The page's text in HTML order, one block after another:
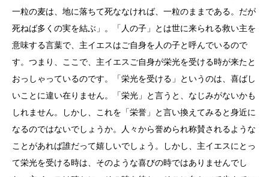
一粒の麦は、地に落ちて死ななければ、一粒のままである。だが
死ねば多くの実を結ぶ」。「人の子」とは世に来られる救い主を
意味する言葉で、主イエスはご自身を人の子と呼んでいるので
す。つまり、ここで、主イエスご自身が栄光を受ける時が来たと
おっしゃっているのです。「栄光を受ける」というのは、喜ばし
いことに違い在りません。「栄光」と言うと、なじみがないかも
しれません。しかし、これを「栄誉」と言い換えてみると身近に
なるのではないでしょうか。人々から誉められ称賛されるような
ことがあれば誰だって嬉しいでしょう。しかし、主イエスにとっ
て栄光を受ける時は、そのような喜びの時ではありませんでし